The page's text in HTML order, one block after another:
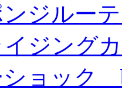
ジルー
ジング
ショック